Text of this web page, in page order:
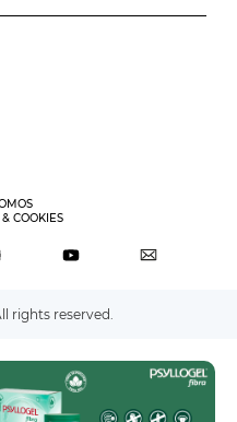
COOKIES
rights reserved.